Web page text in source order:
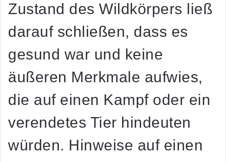
Zustand des Wildkörpers ließ
darauf schließen, dass es
gesund war und keine
äußeren Merkmale aufwies,
die auf einen Kampf oder ein
verendetes Tier hindeuten
würden. Hinweise auf einen